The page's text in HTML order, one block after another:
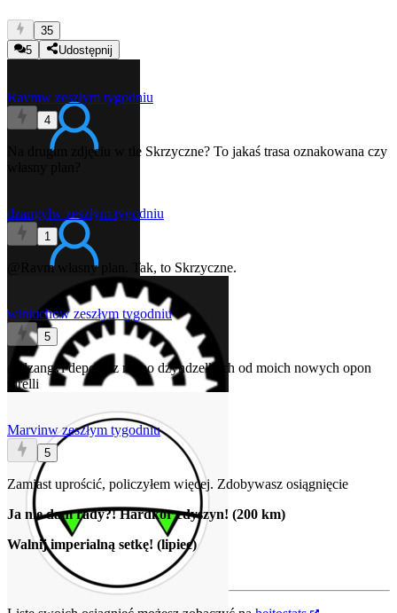
35
5
Udostępnij
Ravmw zeszłym tygodniu
4
Na drugim zdjęciu w tle Skrzyczne? To jakaś trasa oznakowana czy
dzangylw zeszłym tygodniu
1
@Ravmwłasny plan. Tak, to Skrzyczne.
winiuchow zeszłym tygodniu
5
@dzangyldepczesz mi po dzyndzelkach od moich nowych opon
pirelli
Marvinw zeszłym tygodniu
5
Zamiast uprościć, policzyłem więcej. Zdobywasz osiągnięcie
Ja nie dam rady?! Hardkor edyszyn! (200 km)
Walnij imperialną setkę! (lipiec)